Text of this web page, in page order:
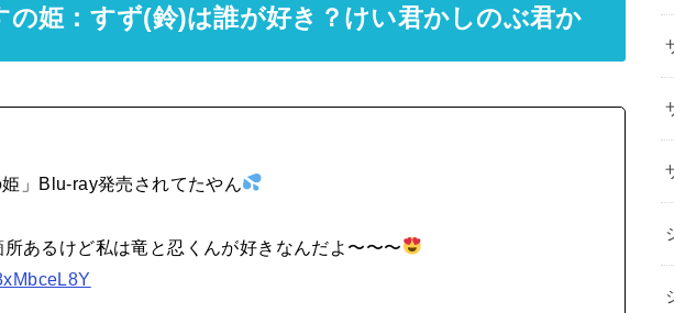
の姫：すず(鈴)は誰が好き？けい君かしのぶ君か
姫」Blu-ray発売されてたやん
所あるけど私は竜と忍くんが好きなんだよ〜〜〜